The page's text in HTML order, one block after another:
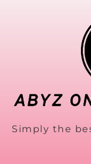
Simply the